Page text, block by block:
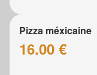
Pizza méxicaine
16.00 €